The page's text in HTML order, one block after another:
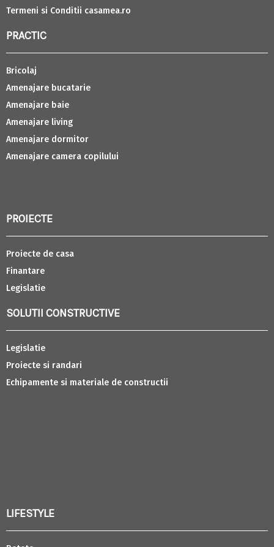
Termeni si Conditii casamea.ro
PRACTIC
Bricolaj
Amenajare bucatarie
Amenajare baie
Amenajare living
Amenajare dormitor
Amenajare camera copilului
PROIECTE
Proiecte de casa
Finantare
Legislatie
SOLUTII CONSTRUCTIVE
Legislatie
Proiecte si randari
Echipamente si materiale de constructii
LIFESTYLE